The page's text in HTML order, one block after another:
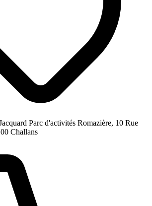
Parc d'activités Romazière, 10 Rue
Challans